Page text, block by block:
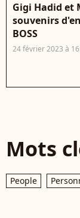
Gigi Hadid et
souvenirs
BOSS
24 février 2023 à
Mots
People